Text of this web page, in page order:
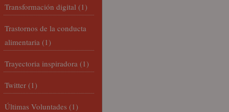
Transformación digital (1)
Trastornos de la conducta
alimentaria (1)
Trayectoria inspiradora (1)
Twitter (1)
Últimas Voluntades (1)